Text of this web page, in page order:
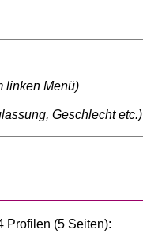
linken Menü)
Geschlecht etc.)
Profilen (5 Seiten):